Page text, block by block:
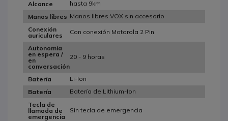
Alcance
hasta 9km
Manos libres Manos libres VOX sin accesorio
Conexión
auriculares
Con conexión Motorola 2 Pin
Autonomía
en espera /
en
conversación
20 - 9 horas
Batería
Li-Ion
Batería
Batería de Lithium-Ion
Tecla de
llamada de
emergencia
Sin tecla de emergencia